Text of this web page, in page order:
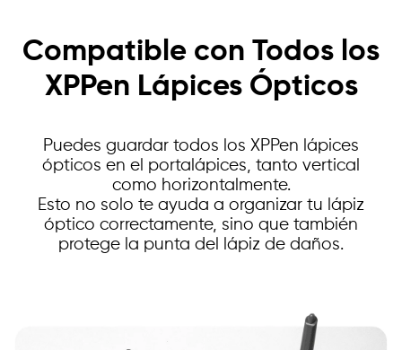
Compatible con Todos los
XPPen Lápices Ópticos
Puedes guardar todos los XPPen lápices
ópticos en el portalápices, tanto vertical
como horizontalmente.
Esto no solo te ayuda a organizar tu lápiz
óptico correctamente, sino que también
protege la punta del lápiz de daños.